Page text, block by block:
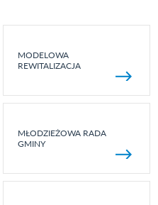
MODELOWA
REWITALIZACJA
MŁODZIEŻOWA RADA
GMINY